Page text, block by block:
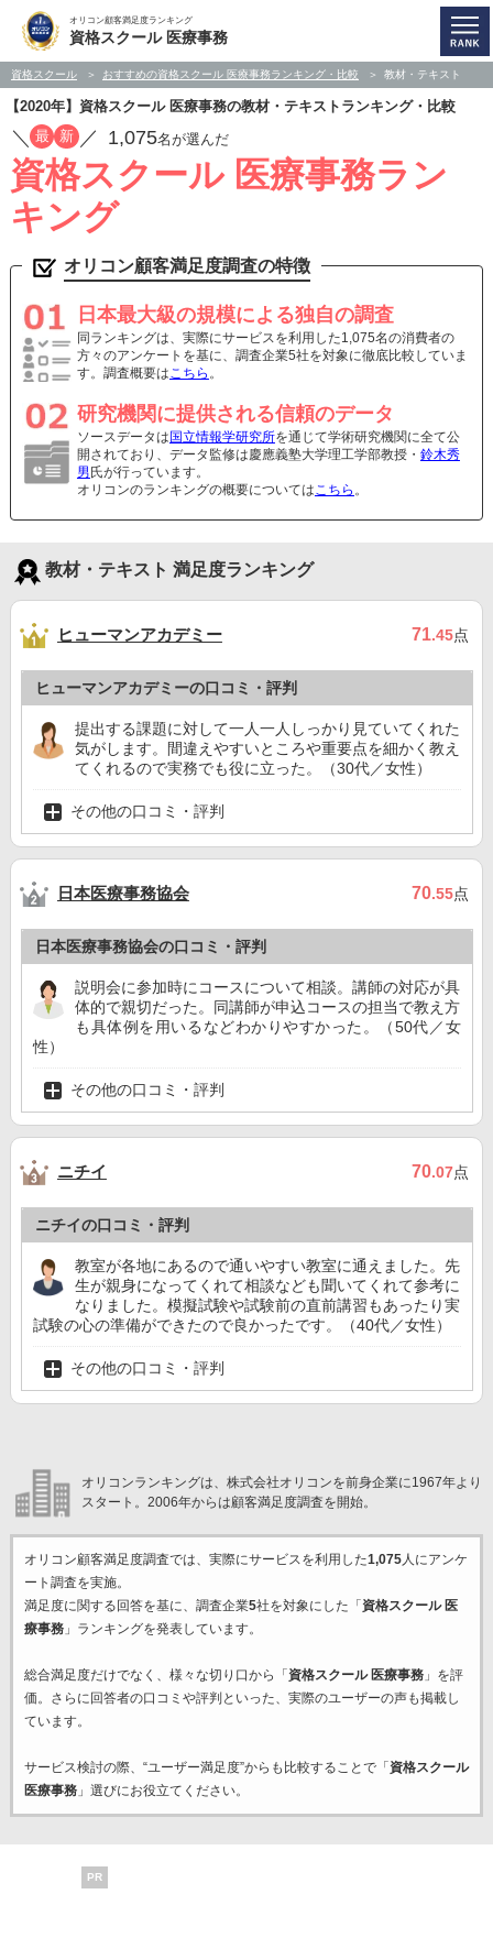
オリコン顧客満足度ランキング
資格スクール 医療事務
資格スクール おすすめの資格スクール 医療事務ランキング・比較 教材・テキスト
【2020年】資格スクール 医療事務の教材・テキストランキング・比較
／ 最 新 ／ 1,075名が選んだ
資格スクール 医療事務ラン
キング
オリコン顧客満足度調査の特徴
日本最大級の規模による独自の調査
同ランキングは、実際にサービスを利用した1,075名の消費者の
方々のアンケートを基に、調査企業5社を対象に徹底比較していま
す。調査概要はこちら 。
研究機関に提供される信頼のデータ
ソースデータは 国立情報学研究所を通じて学術研究機関に全て公
開されており、データ監修は慶應義塾大学理工学部教授・ 鈴木秀
男 氏が行っています。
オリコンのランキングの概要についてはこちら 。
教材・テキスト 満足度ランキング
ヒューマンアカデミー 71.45点
ヒューマンアカデミーの口コミ・評判
提出する課題に対して一人一人しっかり見ていてくれた
気がします。間違えやすいところや重要点を細かく教え
てくれるので実務でも役に立った。（30代／女性）
その他の口コミ・評判
日本医療事務協会 70.55点
日本医療事務協会の口コミ・評判
説明会に参加時にコースについて相談。講師の対応が具
体的で親切だった。同講師が申込コースの担当で教え方
も具体例を用いるなどわかりやすかった。（50代／女
性）
その他の口コミ・評判
ニチイ 70.07点
ニチイの口コミ・評判
教室が各地にあるので通いやすい教室に通えました。先
生が親身になってくれて相談なども聞いてくれて参考に
なりました。模擬試験や試験前の直前講習もあったり実
試験の心の準備ができたので良かったです。（40代／女性）
その他の口コミ・評判
オリコンランキングは、株式会社オリコンを前身企業に1967年より
スタート。2006年からは顧客満足度調査を開始。
オリコン顧客満足度調査では、実際にサービスを利用した1,075人にアンケ
ート調査を実施。
満足度に関する回答を基に、調査企業5社を対象にした「 資格スクール 医
療事務」ランキングを発表しています。
総合満足度だけでなく、様々な切り口から「 資格スクール 医療事務」を評
価。さらに回答者の口コミや評判といった、実際のユーザーの声も掲載し
ています。
サービス検討の際、“ユーザー満足度”からも比較することで「 資格スクール
医療事務」選びにお役立てください。
PR